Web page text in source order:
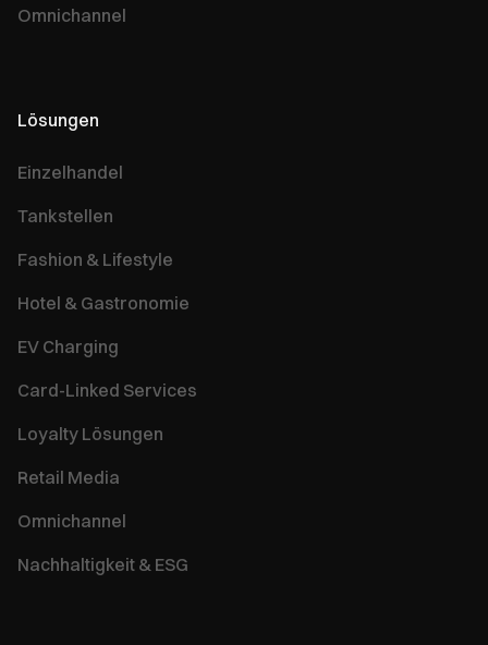
Omnichannel
Lösungen
Einzelhandel
Tankstellen
Fashion & Lifestyle
Hotel & Gastronomie
EV Charging
Card-Linked Services
Loyalty Lösungen
Retail Media
Omnichannel
Nachhaltigkeit & ESG